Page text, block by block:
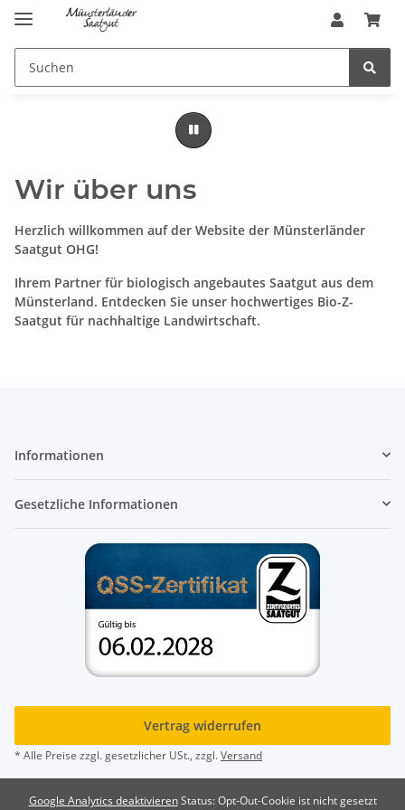
Wir über uns
Herzlich willkommen auf der Website der Münsterländer
Saatgut OHG!
Ihrem Partner für biologisch angebautes Saatgut aus dem
Münsterland. Entdecken Sie unser hochwertiges Bio-Z-
Saatgut für nachhaltige Landwirtschaft.
Informationen
Gesetzliche Informationen
Vertrag widerrufen
* Alle Preise zzgl. gesetzlicher USt., zzgl.Versand
Google Analytics deaktivieren Status: Opt-Out-Cookie ist nicht gesetzt